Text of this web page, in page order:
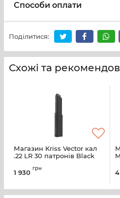
Способи оплати
Поділитися:
Схожі та
Магазин Kriss Vector кал
.22 LR 30 патронів Black
1 930
грн